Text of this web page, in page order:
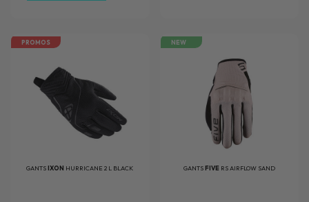
PROMOS
GANTSIXON HURRICANE 2 L BLACK
NEW
GANTSFIVE RS AIRFLOW SAND